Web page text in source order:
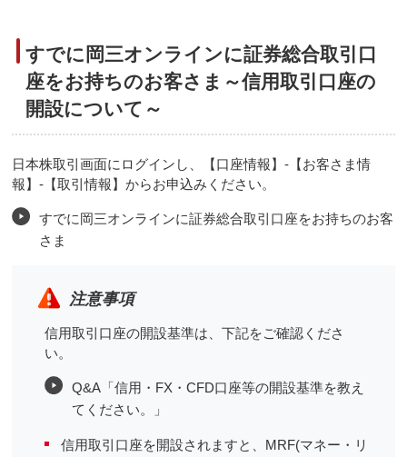
すでに岡三オンラインに証券総合取引口
座をお持ちのお客さま～信用取引口座の
開設について～
日本株取引画面にログインし、【口座情報】-【お客さま情
報】-【取引情報】からお申込みください。
すでに岡三オンラインに証券総合取引口座をお持ちのお客
さま
注意事項
信用取引口座の開設基準は、下記をご確認くださ
い。
Q&A「信用・FX・CFD口座等の開設基準を教え
てください。」
信用取引口座を開設されますと、MRF(マネー・リ